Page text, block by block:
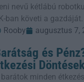
nevű kétlábú
ban követi a
Rooby
augusztus 7,
és
barátok minden